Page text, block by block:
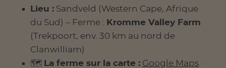
Lieu : Sandveld (Western Cape, Afrique
du Sud) – Ferme : Kromme Valley Farm
(Trekpoort, env. 30 km au nord de
Clanwilliam)
🗺️ La ferme sur la carte : Google Maps ·